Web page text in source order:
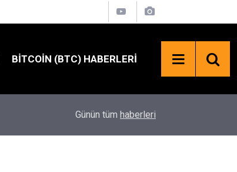
BITCOIN (BTC) HABERLERI
Bekleniyor
Günün tüm haberleri